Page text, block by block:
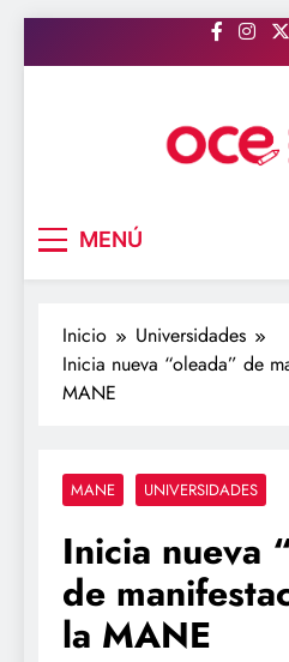
al
MENÚ
Inicio
Universidades
Inicia nueva “oleada” de
MANE
MANE UNIVERSIDADES
Inicia nueva
de
la MANE